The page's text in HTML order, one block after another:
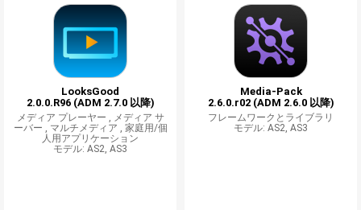
LooksGood
2.0.0.R96 (ADM 2.7.0 以降)
メディア プレーヤー ,
メディア サ
ーバー ,
マルチメディア , 家庭用/個
人用アプリケーション
モデル: AS2, AS3
Media-Pack
2.6.0.r02 (ADM 2.6.0 以降)
フレームワークとライブラリ
モデル: AS2, AS3